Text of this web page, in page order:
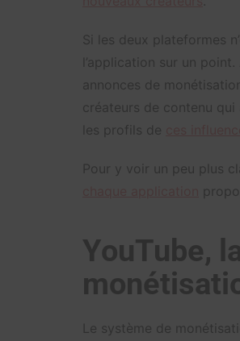
Si les deux plateformes
l’application sur un
annonces de
créateurs de contenu qui
les profils de
Pour y voir un peu plus
YouTube,
Le système de